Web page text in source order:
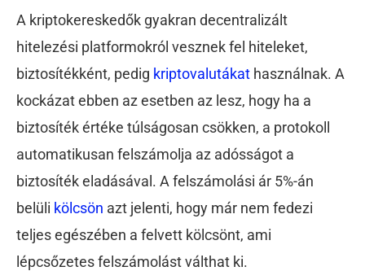
A kriptokereskedők gyakran decentralizált
hitelezési platformokról vesznek fel hiteleket,
biztosítékként, pedig kriptovalutákat használnak. A
kockázat ebben az esetben az lesz, hogy ha a
biztosíték értéke túlságosan csökken, a protokoll
automatikusan felszámolja az adósságot a
biztosíték eladásával. A felszámolási ár 5%-án
belüli kölcsön azt jelenti, hogy már nem fedezi
teljes egészében a felvett kölcsönt, ami
lépcsőzetes felszámolást válthat ki.